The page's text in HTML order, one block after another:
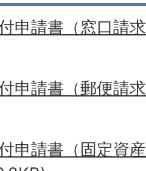
申請書（窓口請
申請書（郵便請
申請書（固定資